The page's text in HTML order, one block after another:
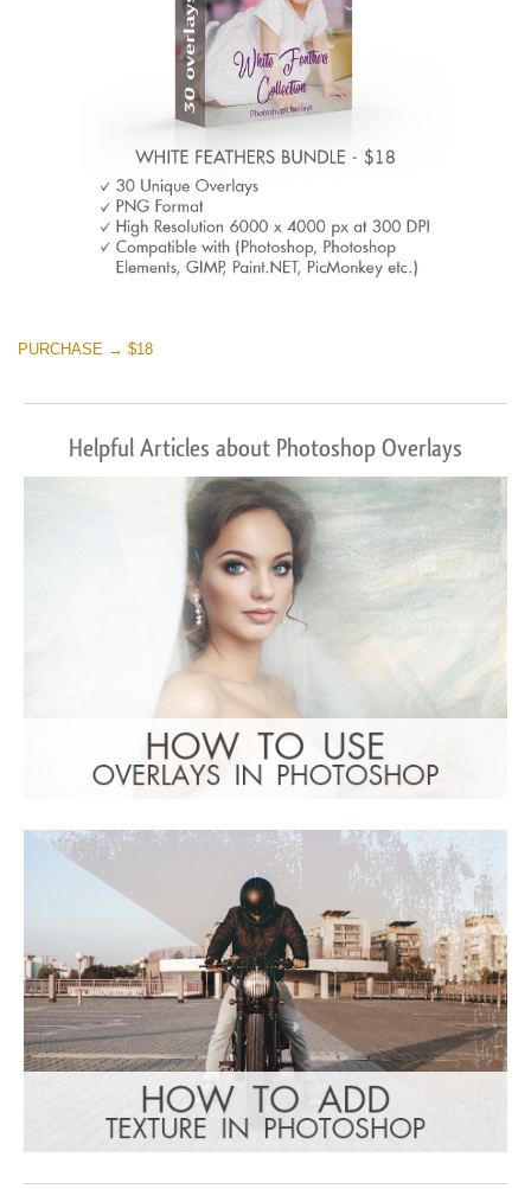
PURCHASE → $18
Helpful Articles about Photoshop Overlays